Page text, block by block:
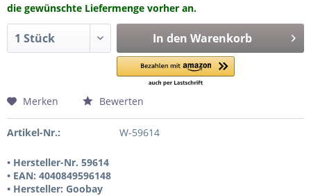
die gewünschte Liefermenge vorher an.
In den Warenkorb
Merken Bewerten
Artikel-Nr.: W-59614
• Hersteller-Nr. 59614
• EAN: 4040849596148
• Hersteller: Goobay